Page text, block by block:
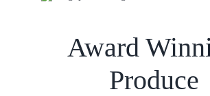
Award
Produce